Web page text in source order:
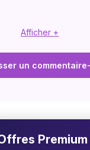
Afficher +
un commentaire